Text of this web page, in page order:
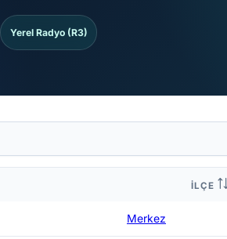
Yerel Radyo (R3)
İLÇE
Merkez